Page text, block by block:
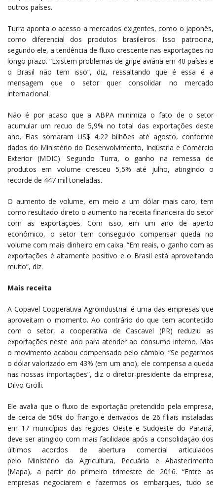
outros países.
Turra aponta o acesso a mercados exigentes, como o japonês,
como diferencial dos produtos brasileiros. Isso patrocina,
segundo ele, a tendência de fluxo crescente nas exportações no
longo prazo. “Existem problemas de gripe aviária em 40 países e
o Brasil não tem isso”, diz, ressaltando que é essa é a
mensagem que o setor quer consolidar no mercado
internacional.
Não é por acaso que a ABPA minimiza o fato de o setor
acumular um recuo de 5,9% no total das exportações deste
ano. Elas somaram US$ 4,22 bilhões até agosto, conforme
dados do Ministério do Desenvolvimento, Indústria e Comércio
Exterior (MDIC). Segundo Turra, o ganho na remessa de
produtos em volume cresceu 5,5% até julho, atingindo o
recorde de 447 mil toneladas.
O aumento de volume, em meio a um dólar mais caro, tem
como resultado direto o aumento na receita financeira do setor
com as exportações. Com isso, em um ano de aperto
econômico, o setor tem conseguido compensar queda no
volume com mais dinheiro em caixa. “Em reais, o ganho com as
exportações é altamente positivo e o Brasil está aproveitando
muito”, diz.
Mais receita
A Copavel Cooperativa Agroindustrial é uma das empresas que
aproveitam o momento. Ao contrário do que tem acontecido
com o setor, a cooperativa de Cascavel (PR) reduziu as
exportações neste ano para atender ao consumo interno. Mas
o movimento acabou compensado pelo câmbio. “Se pegarmos
o dólar valorizado em 43% (em um ano), ele compensa a queda
nas nossas importações”, diz o diretor-presidente da empresa,
Dilvo Grolli.
Ele avalia que o fluxo de exportação pretendido pela empresa,
de cerca de 50% do frango e derivados de 26 filiais instaladas
em 17 municípios das regiões Oeste e Sudoeste do Paraná,
deve ser atingido com mais facilidade após a consolidação dos
últimos acordos de abertura comercial articulados
pelo Ministério da Agricultura, Pecuária e Abastecimento
(Mapa), a partir do primeiro trimestre de 2016. “Entre as
empresas negociarem e fazermos os embarques, tudo se